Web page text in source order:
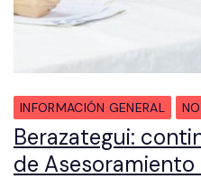
INFORMACIÓN GENERAL
Berazategui:
de